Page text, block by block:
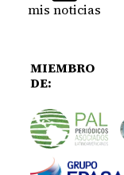
mis noticias
MIEMBRO
DE: